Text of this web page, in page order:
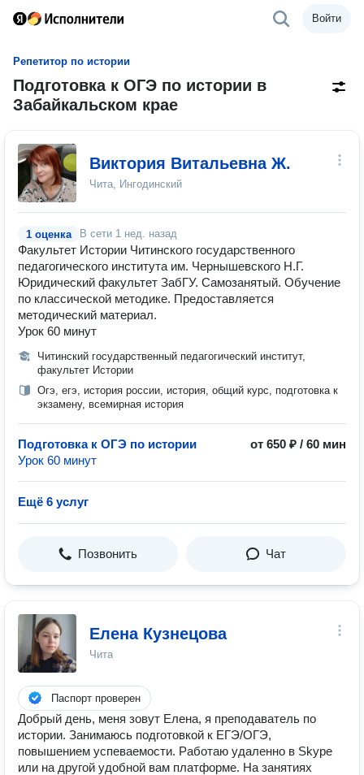
Войти
Репетитор по истории
Подготовка к ОГЭ по истории в
Забайкальском крае
Виктория Витальевна Ж.
Чита, Ингодинский
1 оценка В сети 1 нед. назад
Факультет Истории Читинского государственного
педагогического института им. Чернышевского Н.Г.
Юридический факультет ЗабГУ. Самозанятый. Обучение
по классической методике. Предоставляется
методический материал.
Урок 60 минут
Читинский государственный педагогический институт,
факультет Истории
Огэ, егэ, история россии, история, общий курс, подготовка к
экзамену, всемирная история
Подготовка к ОГЭ по истории
от 650 ₽ / 60 мин
Урок 60 минут
Ещё 6 услуг
Позвонить Чат
Елена Кузнецова
Чита
Паспорт проверен
Добрый день, меня зовут Елена, я преподаватель по
истории. Занимаюсь подготовкой к ЕГЭ/ОГЭ,
повышением успеваемости. Работаю удаленно в Skype
или на другой удобной вам платформе. На занятиях